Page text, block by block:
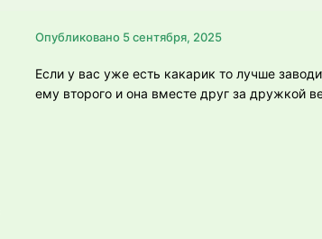
Опубликовано 5 сентября, 2025
Если у вас уже есть какарик то лучше
ему второго и она вместе друг за дружкой